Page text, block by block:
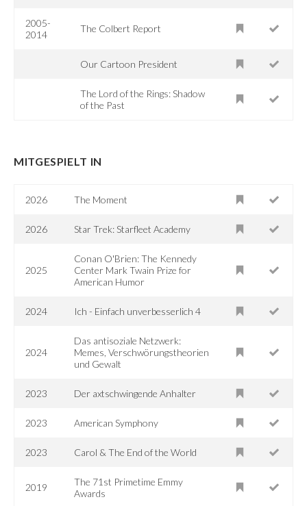
2005-
2014
The Colbert Report
Our Cartoon President
The Lord of the Rings: Shadow
of the Past
MITGESPIELT IN
2026 The Moment
2026 Star Trek: Starfleet Academy
2025
Conan O'Brien: The Kennedy
Center Mark Twain Prize for
American Humor
2024 Ich - Einfach unverbesserlich 4
2024
Das antisoziale Netzwerk:
Memes, Verschwörungstheorien
und Gewalt
2023 Der axtschwingende Anhalter
2023 American Symphony
2023 Carol & The End of the World
2019
The 71st Primetime Emmy
Awards